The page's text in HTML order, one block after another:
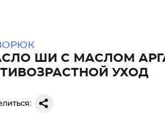
ШИ С МАСЛОМ
УХОД